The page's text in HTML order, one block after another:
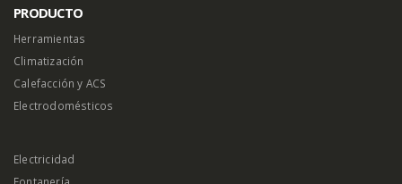
PRODUCTO
Herramientas
Climatización
Calefacción y ACS
Electrodomésticos
Electricidad